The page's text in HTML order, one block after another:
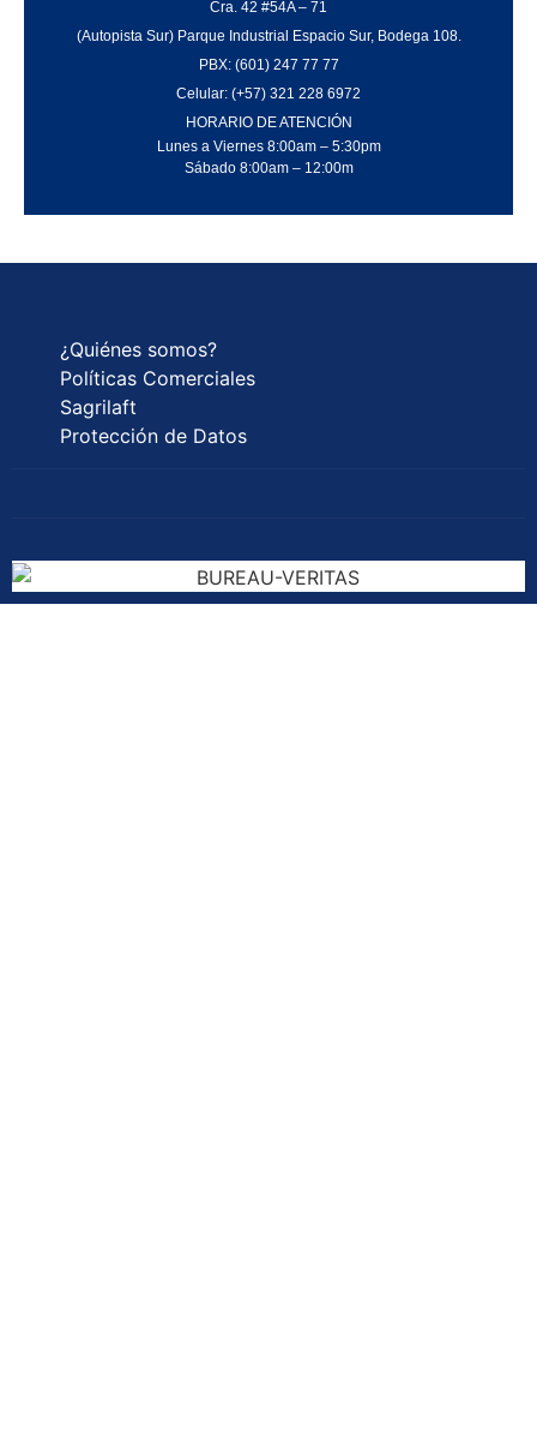
Cra. 42 #54A – 71
(Autopista Sur) Parque Industrial Espacio Sur, Bodega 108.
PBX: (601) 247 77 77
Celular: (+57) 321 228 6972
HORARIO DE ATENCIÓN
Lunes a Viernes 8:00am – 5:30pm
Sábado 8:00am – 12:00m
¿Quiénes somos?
Políticas Comerciales
Sagrilaft
Protección de Datos